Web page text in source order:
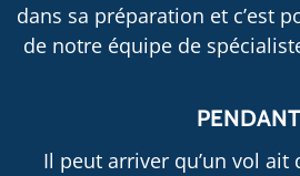
dans sa préparation et c’est
de notre équipe de
PENDANT
Il peut arriver qu’un vol ait